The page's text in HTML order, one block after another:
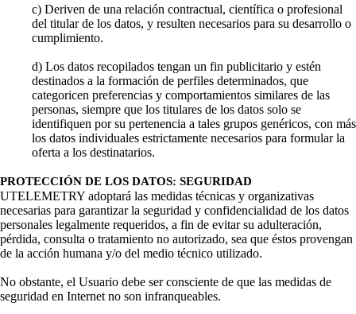
c) Deriven de una relación contractual, científica o profesional
del titular de los datos, y resulten necesarios para su desarrollo o
cumplimiento.
d) Los datos recopilados tengan un fin publicitario y estén
destinados a la formación de perfiles determinados, que
categoricen preferencias y comportamientos similares de las
personas, siempre que los titulares de los datos solo se
identifiquen por su pertenencia a tales grupos genéricos, con más
los datos individuales estrictamente necesarios para formular la
oferta a los destinatarios.
PROTECCIÓN DE LOS DATOS: SEGURIDAD
UTELEMETRY adoptará las medidas técnicas y organizativas
necesarias para garantizar la seguridad y confidencialidad de los datos
personales legalmente requeridos, a fin de evitar su adulteración,
pérdida, consulta o tratamiento no autorizado, sea que éstos provengan
de la acción humana y/o del medio técnico utilizado.
No obstante, el Usuario debe ser consciente de que las medidas de
seguridad en Internet no son infranqueables.